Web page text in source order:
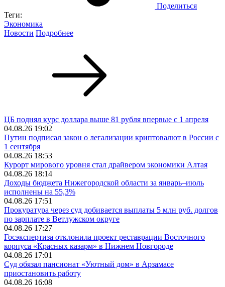
Поделиться
Теги:
Экономика
Новости Подробнее
ЦБ поднял курс доллара выше 81 рубля впервые с 1 апреля
04.08.26 19:02
Путин подписал закон о легализации криптовалют в России с
1 сентября
04.08.26 18:53
Курорт мирового уровня стал драйвером экономики Алтая
04.08.26 18:14
Доходы бюджета Нижегородской области за январь–июль
исполнены на 55,3%
04.08.26 17:51
Прокуратура через суд добивается выплаты 5 млн руб. долгов
по зарплате в Ветлужском округе
04.08.26 17:27
Госэкспертиза отклонила проект реставрации Восточного
корпуса «Красных казарм» в Нижнем Новгороде
04.08.26 17:01
Суд обязал пансионат «Уютный дом» в Арзамасе
приостановить работу
04.08.26 16:08